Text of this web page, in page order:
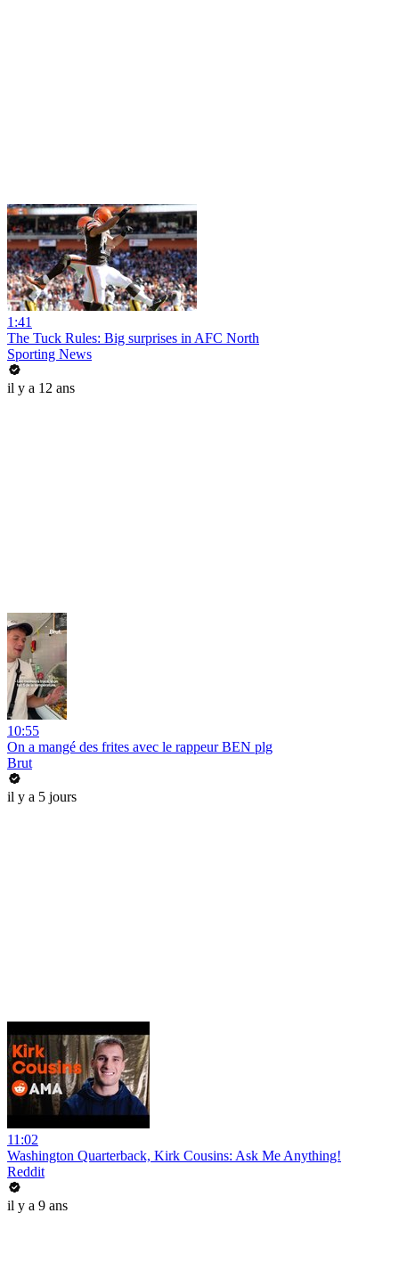
1:41
The Tuck Rules: Big surprises in AFC North
Sporting News
il y a 12 ans
10:55
On a mangé des frites avec le rappeur BEN plg
Brut
il y a 5 jours
11:02
Washington Quarterback, Kirk Cousins: Ask Me Anything!
Reddit
il y a 9 ans